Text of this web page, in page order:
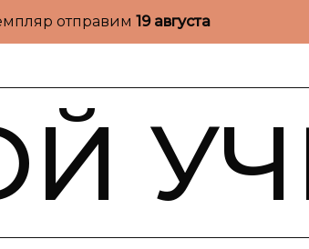
отправим 19 августа